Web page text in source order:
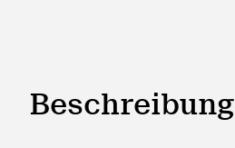
Beschreibung